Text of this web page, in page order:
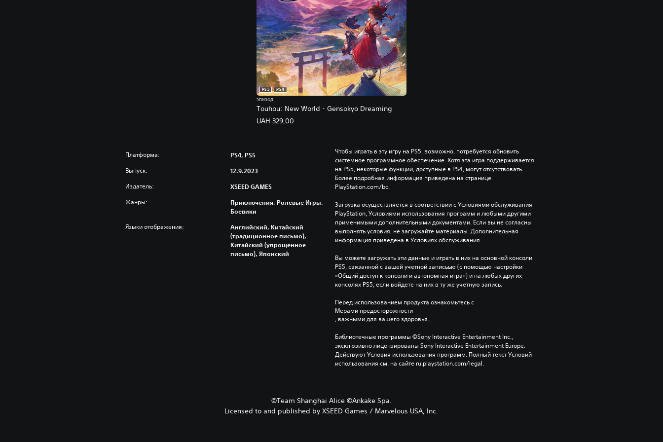
Touhou: New World - Gensokyo Dreaming
PS5
PS4
ЭПИЗОД
UAH 329,00
Платформа: PS4, PS5
Выпуск: 12.9.2023
Издатель: XSEED GAMES
Жанры:
Приключения, Ролевые Игры,
Боевики
Языки отображения:
Английский, Китайский
(традиционное письмо),
Китайский (упрощенное
письмо), Японский
Чтобы играть в эту игру на PS5, возможно, потребуется обновить
системное программное обеспечение. Хотя эта игра поддерживается
на PS5, некоторые функции, доступные в PS4, могут отсутствовать.
Более подробная информация приведена на странице
PlayStation.com/bc.
Загрузка осуществляется в соответствии с Условиями обслуживания
PlayStation, Условиями использования программ и любыми другими
применимыми дополнительными документами. Если вы не согласны
выполнять условия, не загружайте материалы. Дополнительная
информация приведена в Условиях обслуживания.
Вы можете загружать эти данные и играть в них на основной консоли
PS5, связанной с вашей учетной записьью (с помощью настройки
«Общий доступ к консоли и автономная игра») и на любых других
консолях PS5, если войдете на них в ту же учетную запись.
Перед использованием продукта ознакомьтесь с
Мерами предосторожности
, важными для вашего здоровья.
Библиотечные программы ©Sony Interactive Entertainment Inc.,
эксклюзивно лицензированы Sony Interactive Entertainment Europe.
Действуют Условия использования программ. Полный текст Условий
использования см. на сайте ru.playstation.com/legal.
©Team Shanghai Alice ©Ankake Spa.
Licensed to and published by XSEED Games / Marvelous USA, Inc.